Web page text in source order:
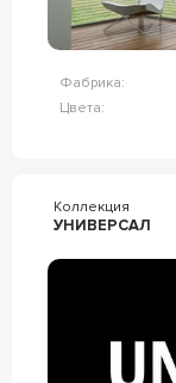
Фабрика:
Цвета:
Коллекция
УНИВЕРСАЛ